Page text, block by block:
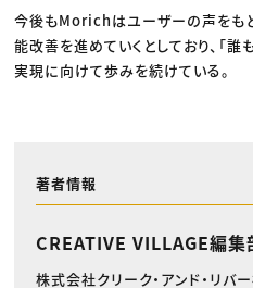
今後もMorichはユーザーの声をも
能改善を進めていくとしており、「
実現に向けて歩みを続けている。
著者情報
CREATIVE VILLAGE編集
株式会社クリーク・アンド・リバ